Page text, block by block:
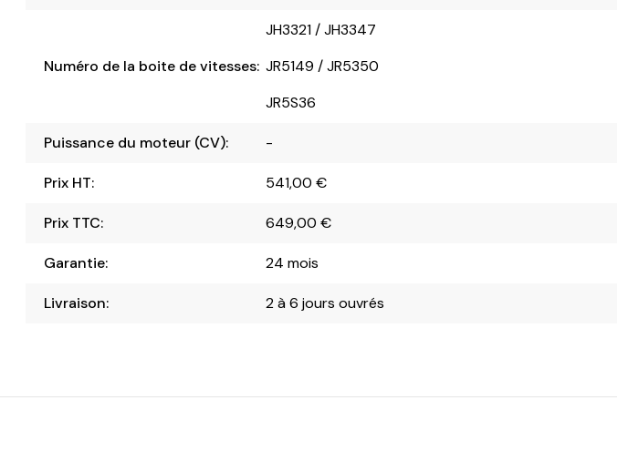
Numéro de la boite de vitesses:
JH3321 / JH3347
JR5149 / JR5350
JR5S36
Puissance du moteur (CV): -
Prix HT: 541,00€
Prix TTC: 649,00€
Garantie: 24 mois
Livraison: 2 à 6 jours ouvrés